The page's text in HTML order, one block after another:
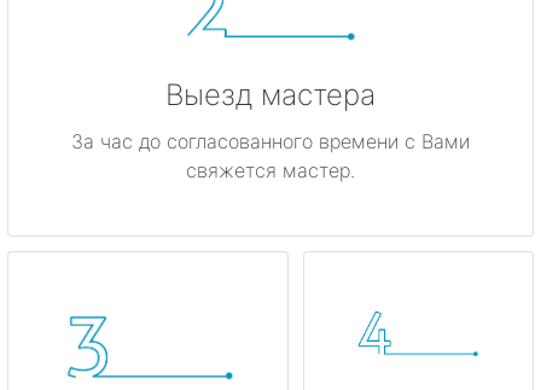
Выезд мастера
За час до согласованного времени с Вами
свяжется мастер.